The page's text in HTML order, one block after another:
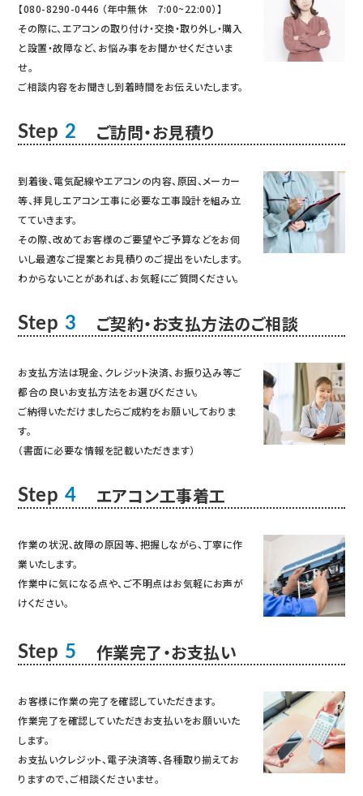
【080-8290-0446 （年中無休 7:00~22:00）】
その際に、エアコンの取り付け・交換・取り外し・購入
と設置・故障など、お悩み事をお聞かせくださいま
せ。
ご相談内容をお聞きし到着時間をお伝えいたします。
Step 2 ご訪問・お見積り
到着後、電気配線やエアコンの内容、原因、メーカー
等、拝見しエアコン工事に必要な工事設計を組み立
てていきます。
その際、改めてお客様のご要望やご予算などをお伺
いし最適なご提案とお見積りのご提出をいたします。
わからないことがあれば、お気軽にご質問ください。
Step 3 ご契約・お支払方法のご相談
お支払方法は現金、クレジット決済、お振り込み等ご
都合の良いお支払方法をお選びください。
ご納得いただけましたらご成約をお願いしておりま
す。
（書面に必要な情報を記載いただきます）
Step 4 エアコン工事着工
作業の状況、故障の原因等、把握しながら、丁寧に作
業いたします。
作業中に気になる点や、ご不明点はお気軽にお声が
けください。
Step 5 作業完了・お支払い
お客様に作業の完了を確認していただきます。
作業完了を確認していただきお支払いをお願いいた
します。
お支払いクレジット、電子決済等、各種取り揃えてお
りますので、ご相談くださいませ。